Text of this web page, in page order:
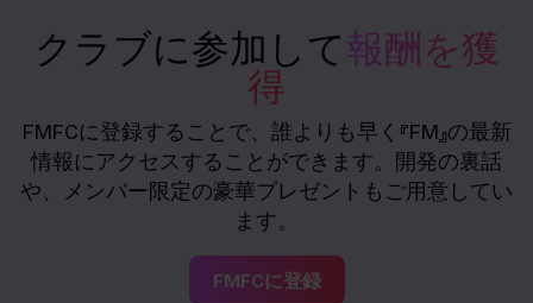
クラブに参加して報酬を獲
得
FMFCに登録することで、誰よりも早く『FM』の最新
情報にアクセスすることができます。開発の裏話
や、メンバー限定の豪華プレゼントもご用意してい
ます。
FMFCに登録